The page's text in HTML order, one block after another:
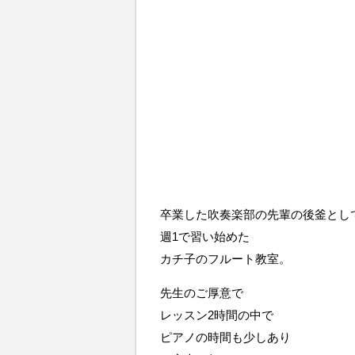
卒業した吹奏楽部の先輩の後釜とし
週1で習い始めた
カチ子のフルート教室。
先生のご厚意で
レッスン2時間の中で
ピアノの時間も少しあり